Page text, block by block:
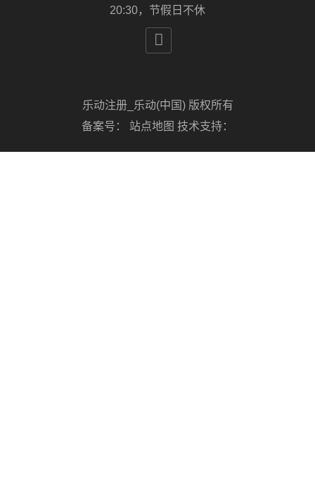
20:30，节假日不休

乐动注册_乐动(中国) 版权所有
备案号： 站点地图 技术支持：